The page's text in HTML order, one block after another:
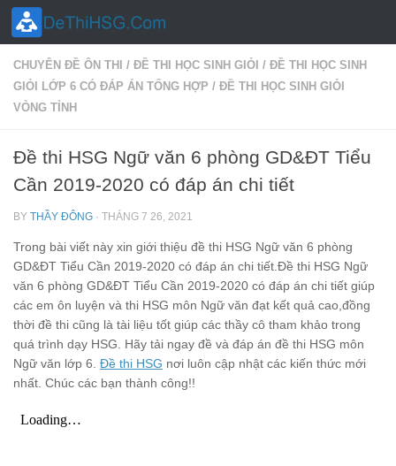
Skip to content
CHUYÊN ĐỀ ÔN THI / ĐỀ THI HỌC SINH GIỎI / ĐỀ THI HỌC SINH
GIỎI LỚP 6 CÓ ĐÁP ÁN TỔNG HỢP / ĐỀ THI HỌC SINH GIỎI
VÒNG TỈNH
Đề thi HSG Ngữ văn 6 phòng GD&ĐT Tiểu
Cần 2019-2020 có đáp án chi tiết
BY THẦY ĐÔNG · THÁNG 7 26, 2021
Trong bài viết này xin giới thiệu đề thi HSG Ngữ văn 6 phòng
GD&ĐT Tiểu Cần 2019-2020 có đáp án chi tiết.Đề thi HSG Ngữ
văn 6 phòng GD&ĐT Tiểu Cần 2019-2020 có đáp án chi tiết giúp
các em ôn luyện và thi HSG môn Ngữ văn đạt kết quả cao,đồng
thời đề thi cũng là tài liệu tốt giúp các thầy cô tham khảo trong
quá trình dạy HSG. Hãy tải ngay đề và đáp án đề thi HSG môn
Ngữ văn lớp 6. Đề thi HSG nơi luôn cập nhật các kiến thức mới
nhất. Chúc các bạn thành công!!